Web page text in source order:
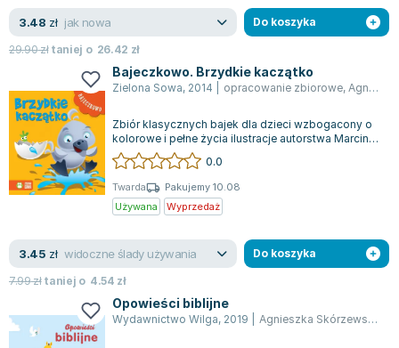
3.48 zł jak nowa
29.90złtaniej o 26.42 zł
Do koszyka
Bajeczkowo. Brzydkie kaczątko
Zielona Sowa, 2014 opracowanie zbiorowe, Agnieszka Skórzewska
Zbiór klasycznych bajek dla dzieci wzbogacony o
kolorowe i pełne życia ilustracje autorstwa Marcina
Południaka, które przywołują n...
0.0
Twarda
Pakujemy 10.08
Używana
Wyprzedaż
3.45 zł widoczne ślady używania
7.99złtaniej o 4.54 zł
Do koszyka
Opowieści biblijne
Wydawnictwo Wilga, 2019 Agnieszka Skórzewska